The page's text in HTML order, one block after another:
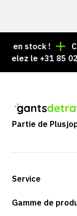
stock !
le +31 85 024
Partie de
Service
Options de
Gamme de